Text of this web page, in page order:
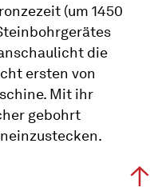
(um 1450
die
ersten von
Mit ihr
gebohrt